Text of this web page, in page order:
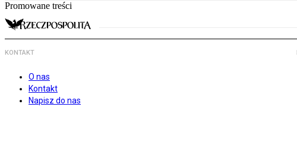
Promowane treści
KONTAKT
O nas
Kontakt
Napisz do nas